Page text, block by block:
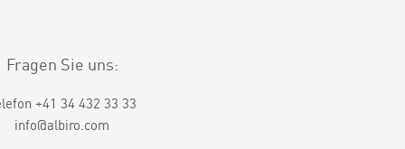
Fragen Sie uns:
+41 34 432 33 33
info@albiro.com